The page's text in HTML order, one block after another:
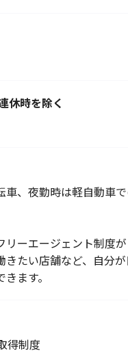
休時を除く
車、夜勤時は軽自動車
リーエージェント制度が
たい店舗など、自分
ます。
得制度